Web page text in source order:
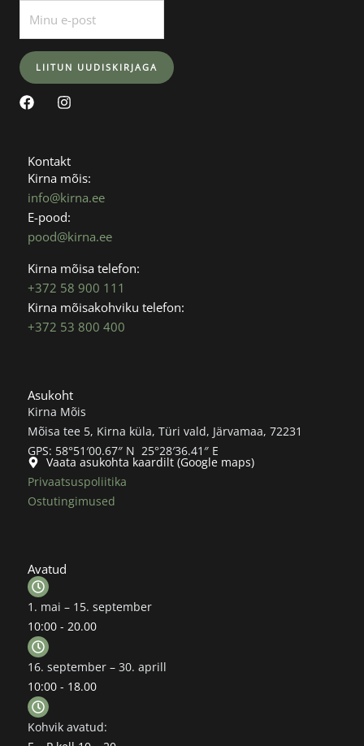
F
a
b
o
o
k
I
a
g
r
a
m
Kontakt
Kirna mõis:
info@kirna.ee
E-pood:
pood@kirna.ee
Kirna mõisa telefon:
+372 58 900 111
Kirna mõisakohviku telefon:
+372 53 800 400
Asukoht
Kirna Mõis
Mõisa tee 5, Kirna küla, Türi vald, Järvamaa, 72231
GPS: 58°51′00.67″ N 25°28′36.41″ E
Vaata asukohta kaardilt (Google maps)
Privaatsuspoliitika
Ostutingimused
Avatud
1. mai – 15. september
10:00 - 20.00
16. september – 30. aprill
10:00 - 18.00
Kohvik avatud: